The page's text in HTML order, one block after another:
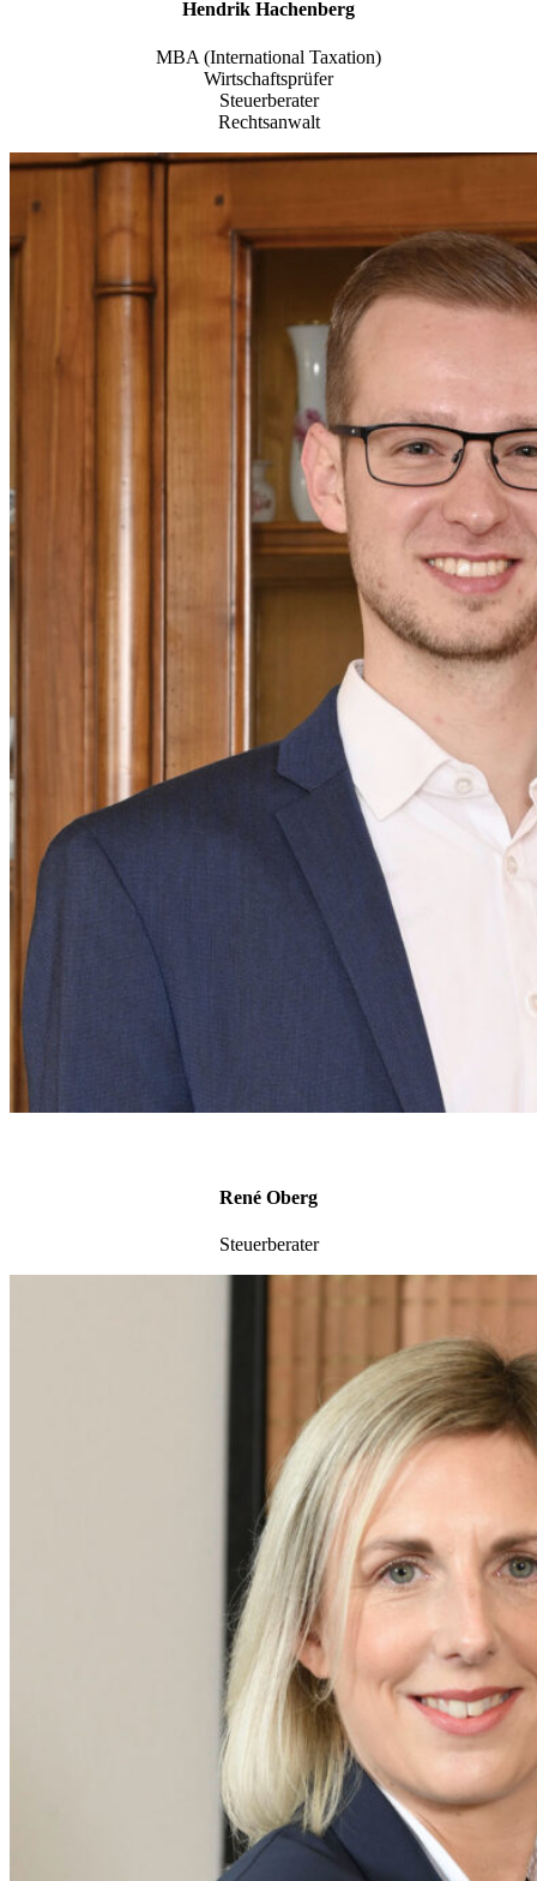
Hendrik Hachenberg
MBA (International Taxation)
Wirtschaftsprüfer
Steuerberater
Rechtsanwalt
René Oberg
Steuerberater